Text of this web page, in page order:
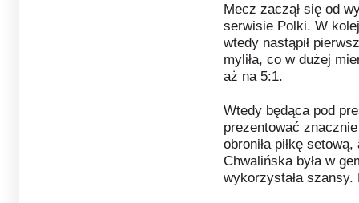
Mecz zaczął się od
serwisie Polki. W
wtedy nastąpił
myliła, co w dużej
aż na 5:1.
Wtedy będąca pod
prezentować
obroniła piłkę
Chwalińska była w
wykorzystała